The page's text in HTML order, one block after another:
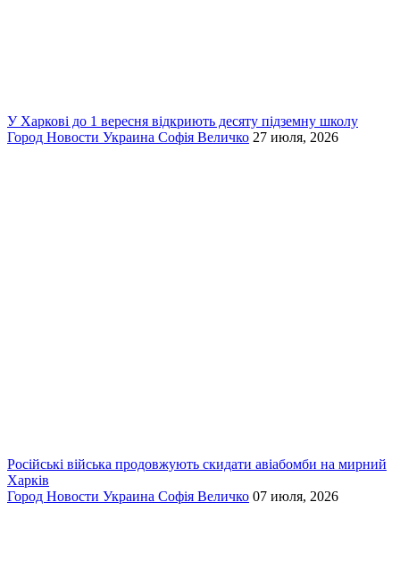
У Харкові до 1 вересня відкриють десяту підземну школу
Город Новости Украина Софія Величко 27 июля, 2026
Російські війська продовжують скидати авіабомби на мирний
Харків
Город Новости Украина Софія Величко 07 июля, 2026